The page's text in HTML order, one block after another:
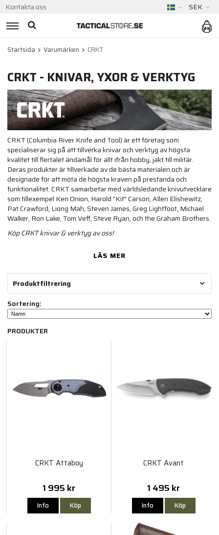
Kontakta oss SEK
Startsida Varumärken CRKT
CRKT - KNIVAR, YXOR & VERKTYG
CRKT (Columbia River Knife and Tool) är ett företag som
specialiserar sig på att tillverka knivar och verktyg av högsta
kvalitet till flertalet ändamål för allt ifrån hobby, jakt till militär.
Deras produkter är tillverkade av de bästa materialen och är
designade för att möta de högsta kraven på prestanda och
funktionalitet. CRKT samarbetar med världsledande knivutvecklare
som tillexempel Ken Onion, Harold "Kit" Carson, Allen Elishewitz,
Pat Crawford, Liong Mah, Steven James, Greg Lightfoot, Michael
Walker, Ron Lake, Tom Veff, Steve Ryan, och the Graham Brothers.
Köp CRKT knivar & verktyg av oss!
LÄS MER
Produktfiltrering
Sortering:
PRODUKTER
CRKT Attaboy
1 995 kr
Info Köp
CRKT Avant
1 495 kr
Info Köp